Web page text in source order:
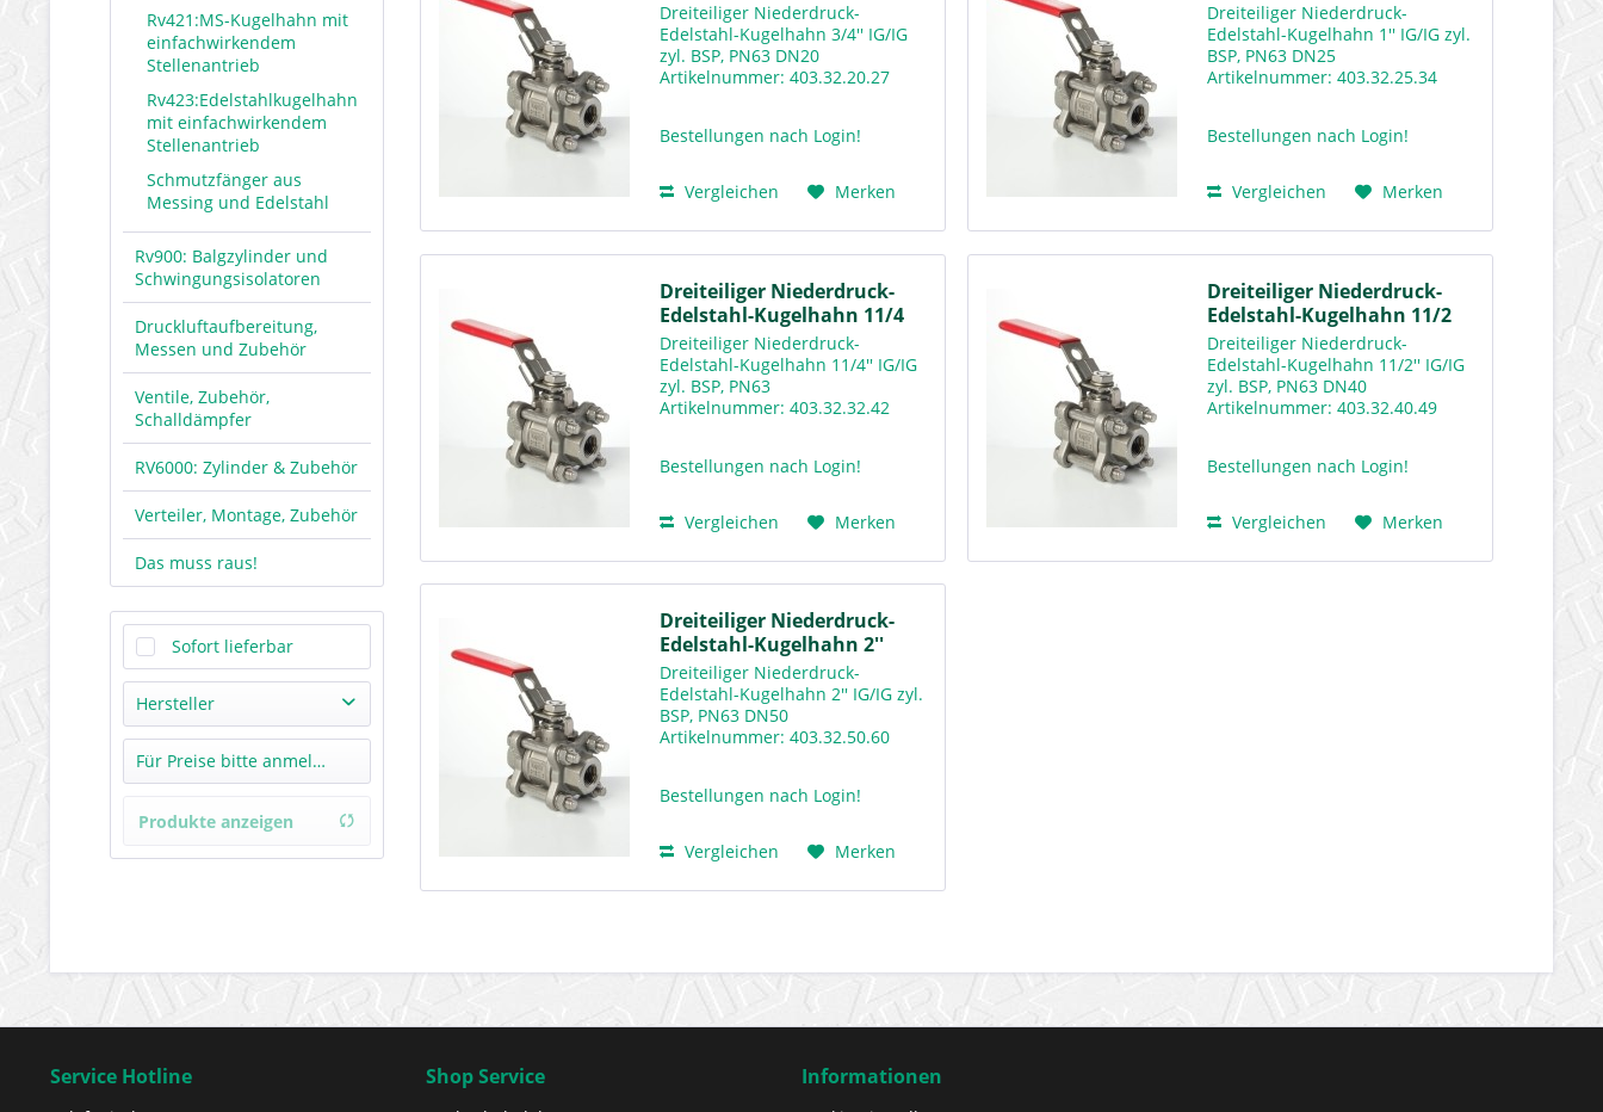
Rv421:MS-Kugelhahn mit
einfachwirkendem
Stellenantrieb
Rv423:Edelstahlkugelhahn
mit einfachwirkendem
Stellenantrieb
Schmutzfänger aus
Messing und Edelstahl
Rv900: Balgzylinder und
Schwingungsisolatoren
Druckluftaufbereitung,
Messen und Zubehör
Ventile, Zubehör,
Schalldämpfer
RV6000: Zylinder & Zubehör
Verteiler, Montage, Zubehör
Das muss raus!
Sofort lieferbar
Hersteller
Hersteller unbekannt
Für Preise bitte anmelden!
Produkte anzeigen
Dreiteiliger Niederdruck-
Edelstahl-Kugelhahn 3/4'' IG/IG
zyl. BSP, PN63 DN20
Artikelnummer: 403.32.20.27
Bestellungen nach Login!
Vergleichen Merken
Dreiteiliger Niederdruck-
Edelstahl-Kugelhahn 1'' IG/IG zyl.
BSP, PN63 DN25
Artikelnummer: 403.32.25.34
Bestellungen nach Login!
Vergleichen Merken
Dreiteiliger Niederdruck-
Edelstahl-Kugelhahn 11/4
Dreiteiliger Niederdruck-
Edelstahl-Kugelhahn 11/4'' IG/IG
zyl. BSP, PN63
Artikelnummer: 403.32.32.42
Bestellungen nach Login!
Vergleichen Merken
Dreiteiliger Niederdruck-
Edelstahl-Kugelhahn 11/2
Dreiteiliger Niederdruck-
Edelstahl-Kugelhahn 11/2'' IG/IG
zyl. BSP, PN63 DN40
Artikelnummer: 403.32.40.49
Bestellungen nach Login!
Vergleichen Merken
Dreiteiliger Niederdruck-
Edelstahl-Kugelhahn 2''
Dreiteiliger Niederdruck-
Edelstahl-Kugelhahn 2'' IG/IG zyl.
BSP, PN63 DN50
Artikelnummer: 403.32.50.60
Bestellungen nach Login!
Vergleichen Merken
Service Hotline Shop Service Informationen